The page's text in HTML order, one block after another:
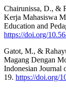
Chairunissa, D., &
Kerja Mahasiswa
Education and
https://doi.org/
Gatot, M., &
Magang Dengan
Indonesian Journal
19. https://doi.org/